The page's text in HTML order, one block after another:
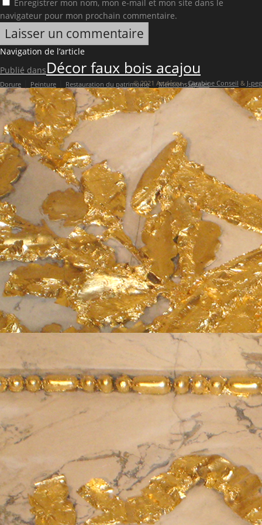
Enregistrer mon nom, mon e-mail et mon site dans le
navigateur pour mon prochain commentaire.
Navigation de l’article
Publié dansDécor faux bois acajou
Dorure Peinture Restauration du patrimoine|Mentions légales
© 2021 Artdécor -Carabine Conseil & J-peg